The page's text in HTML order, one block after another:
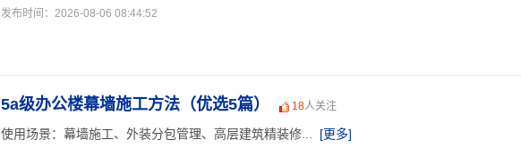
发布时间：2026-08-06 08:44:52
5a级办公楼幕墙施工方法（优选5篇） 18人关注
使用场景：幕墙施工、外装分包管理、高层建筑精装修... [更多]